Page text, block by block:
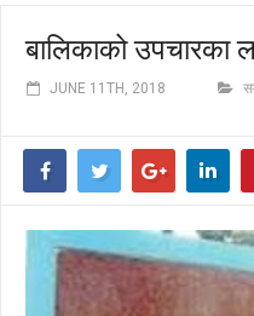
बालिकाको उपचारका
JUNE 11TH, 2018